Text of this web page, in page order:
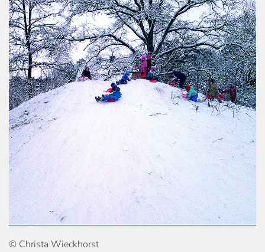
© Christa Wieckhorst